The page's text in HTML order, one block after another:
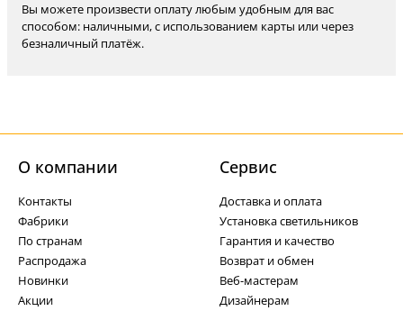
Вы можете произвести оплату любым удобным для вас
способом: наличными, с использованием карты или через
безналичный платёж.
О компании
Контакты
Фабрики
По странам
Распродажа
Новинки
Акции
Cервис
Доставка и оплата
Установка светильников
Гарантия и качество
Возврат и обмен
Веб-мастерам
Дизайнерам